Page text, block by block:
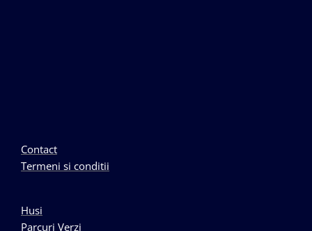
Contact
Termeni si conditii
Husi
Parcuri Verzi